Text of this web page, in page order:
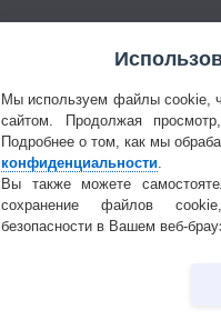
Мы используем файлы cookie,
сайтом. Продолжая
Подробнее о том, как мы
конфиденциальности
Вы также можете
сохранение файлов
безопасности в Вашем веб-